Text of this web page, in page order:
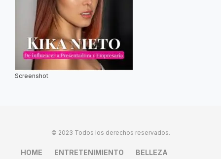
Screenshot
© 2023 Todos los derechos reservados.
HOME ENTRETENIMIENTO BELLEZA